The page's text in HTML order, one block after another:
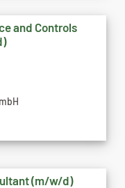
and Controls
(m/w/d)